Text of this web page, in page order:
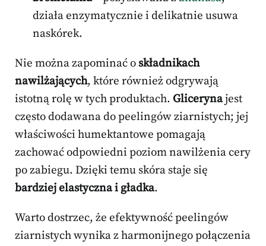
działa enzymatycznie i delikatnie usuwa
naskórek.
Nie można zapominać o składnikach
nawilżających, które również odgrywają
istotną rolę w tych produktach. Glicerynajest
często dodawana do peelingów ziarnistych; jej
właściwości humektantowe pomagają
zachować odpowiedni poziom nawilżenia cery
po zabiegu. Dzięki temu skóra staje się
bardziej elastyczna i gładka.
Warto dostrzec, że efektywność peelingów
ziarnistych wynika z harmonijnego połączenia